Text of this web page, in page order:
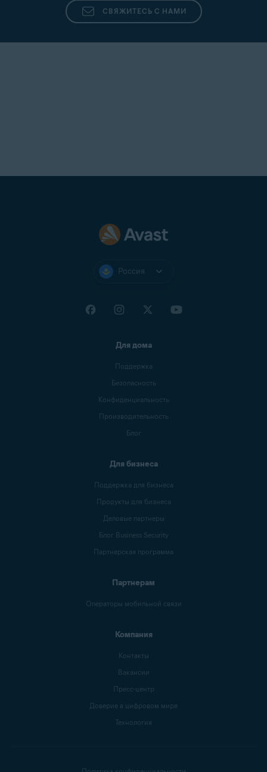
СВЯЖИТЕСЬ С НАМИ
Россия
Для дома
Поддержка
Безопасность
Конфиденциальность
Производительность
Блог
Для бизнеса
Поддержка для бизнеса
Продукты для бизнеса
Деловые партнеры
Блог Business Security
Партнерская программа
Партнерам
Операторы мобильной связи
Компания
Контакты
Вакансии
Пресс-центр
Доверие в цифровом мире
Технология